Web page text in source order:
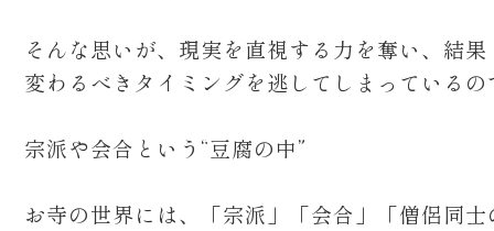
そんな思いが、現実を直視する力を奪い、結
変わるべきタイミングを逃してしまっている
宗派や会合という“豆腐の中”
お寺の世界には、「宗派」「会合」「僧侶同